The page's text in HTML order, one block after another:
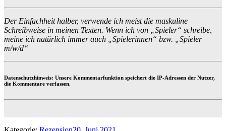
Der Einfachheit halber, verwende ich meist die maskuline
Schreibweise in meinen Texten. Wenn ich von „Spieler“ schreibe,
meine ich natürlich immer auch „Spielerinnen“ bzw. „Spieler
m/w/d“
Datenschutzhinweis: Unsere Kommentarfunktion speichert die IP-Adressen der Nutzer,
die Kommentare verfassen.